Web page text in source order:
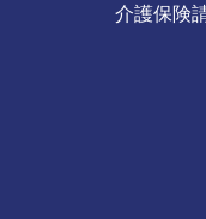
介護保険